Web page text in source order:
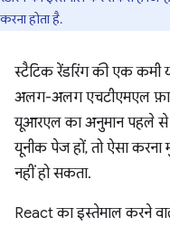
करना होता है.
स्टैटिक रेंडरिंग की एक
अलग-अलग एचटीएमएल
यूआरएल का अनुमान पहले से
यूनीक पेज हों, तो ऐसा
नहीं हो सकता.
React का इस्तेमाल करने